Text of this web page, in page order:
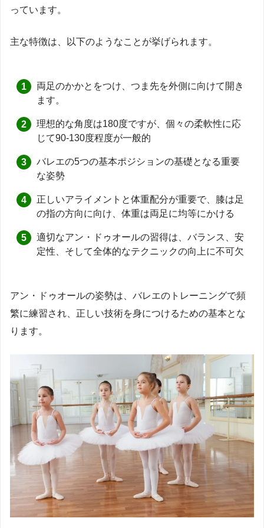
っています。
主な特徴は、以下のようなことが挙げられます。
両足のかかとをつけ、つま先を外側に向けて開き
ます。
理想的な角度は180度ですが、個々の柔軟性に応
じて90-130度程度が一般的
バレエの5つの基本ポジションの基礎となる重要
な姿勢
正しいアライメントと体重配分が重要で、膝は足
の指の方向に向け、体重は両足に均等にかける
適切なアン・ドゥオールの習得は、バランス、安
定性、そして全体的なテクニックの向上に不可欠
アン・ドゥオールの姿勢は、バレエのトレーニングで頻
繁に練習され、正しい技術を身につけるための基本とな
ります。